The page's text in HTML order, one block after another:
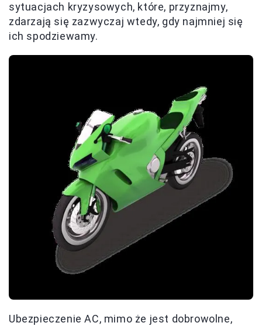
sytuacjach kryzysowych, które, przyznajmy,
zdarzają się zazwyczaj wtedy, gdy najmniej się
ich spodziewamy.
Ubezpieczenie AC, mimo że jest dobrowolne,